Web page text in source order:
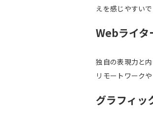
えを感じやすい
Webライタ
独自の表現力と
リモートワーク
グラフィッ